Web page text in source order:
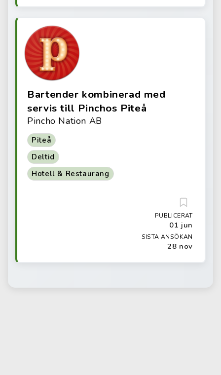
Bartender kombinerad med
servis till Pinchos Piteå
Pincho Nation AB
Piteå
Deltid
Hotell & Restaurang
PUBLICERAT
01 jun
SISTA ANSÖKAN
28 nov